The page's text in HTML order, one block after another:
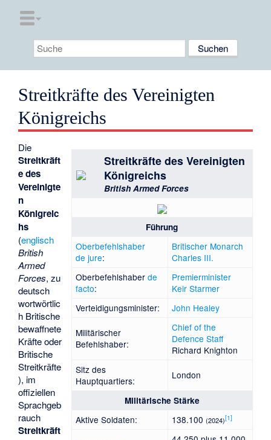
Streitkräfte des Vereinigten
Königreichs
Streitkräfte des Vereinigten
Königreichs
British Armed Forces
Führung
Oberbefehlshaber
de jure:
Britischer Monarch
Charles III.
Oberbefehlshaberde
facto:
Premierminister
Keir Starmer
Verteidigungsminister:
John Healey
Militärischer
Befehlshaber:
Chief of the
Defence Staff
Richard Knighton
Sitz des
Hauptquartiers:
London
Militärische Stärke
Aktive Soldaten: 138.100(2024)[1]
Die
Streitkräft
e des
Vereinigte
n
Königreic
hs
(englisch
British
Armed
Forces, zu
deutsch
wortwörtlic
h Britische
bewaffnete
Kräfte oder
Britische
Streitkräfte
), im
offiziellen
Sprachgeb
rauch
Streitkräft